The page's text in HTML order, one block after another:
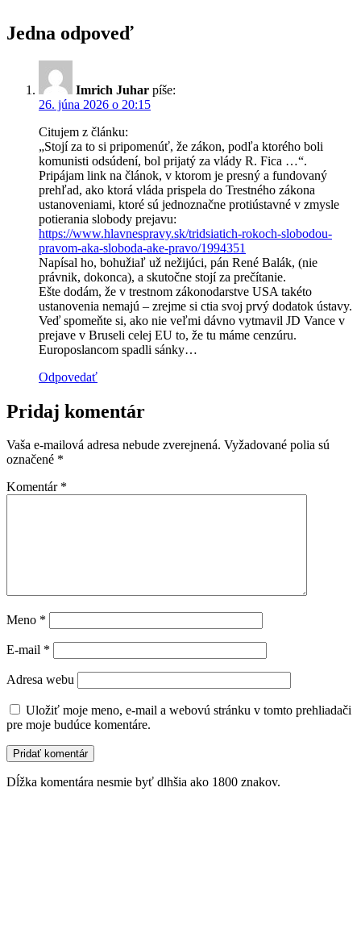
Jedna odpoveď
Imrich Juhar píše:
26. júna 2026 o 20:15
Citujem z článku:
„Stojí za to si pripomenúť, že zákon, podľa ktorého boli
komunisti odsúdení, bol prijatý za vlády R. Fica …“.
Pripájam link na článok, v ktorom je presný a fundovaný
prehľad, ako ktorá vláda prispela do Trestného zákona
ustanoveniami, ktoré sú jednoznačne protiústavné v zmysle
potierania slobody prejavu:
https://www.hlavnespravy.sk/tridsiatich-rokoch-slobodou-
pravom-aka-sloboda-ake-pravo/1994351
Napísal ho, bohužiaľ už nežijúci, pán René Balák, (nie
právnik, dokonca), a skutočne stojí za prečítanie.
Ešte dodám, že v trestnom zákonodarstve USA takéto
ustanovenia nemajú – zrejme si ctia svoj prvý dodatok ústavy.
Veď spomeňte si, ako nie veľmi dávno vytmavil JD Vance v
prejave v Bruseli celej EU to, že tu máme cenzúru.
Europoslancom spadli sánky…
Odpovedať
Pridaj komentár
Vaša e-mailová adresa nebude zverejnená. Vyžadované polia sú
označené *
Komentár *
Meno *
E-mail *
Adresa webu
Uložiť moje meno, e-mail a webovú stránku v tomto prehliadači
pre moje budúce komentáre.
Dĺžka komentára nesmie byť dlhšia ako 1800 znakov.